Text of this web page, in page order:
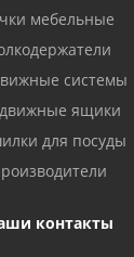
мебельные
системы
ящики
для посуды
контакты